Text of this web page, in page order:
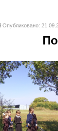
Опубликовано: